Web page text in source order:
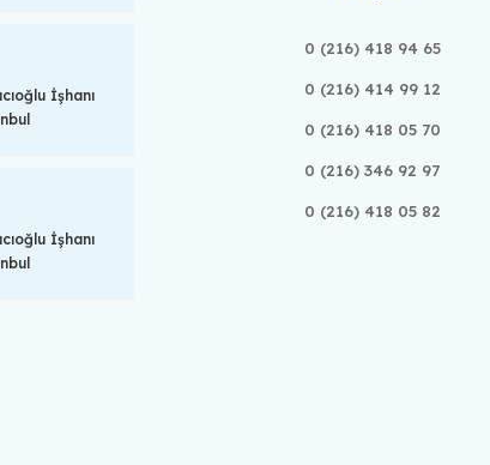
İşhanı
İşhanı
0 (216) 418 94 65
0 (216) 414 99 12
0 (216) 418 05 70
0 (216) 346 92 97
0 (216) 418 05 82